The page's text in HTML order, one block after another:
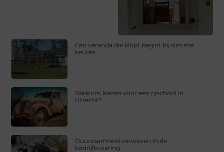
Een veranda die klopt begint bij slimme
keuzes
Waarom kiezen voor een rijschool in
Utrecht?
Duurzaamheid verweven in de
bedrijfsvoering